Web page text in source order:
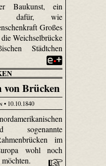
Baukunst, ein
dafür, wie
Großes
Weichsel­brücke
Städtchen
von Brücken
• 10.10.1840
sogenannte
im
wohl noch